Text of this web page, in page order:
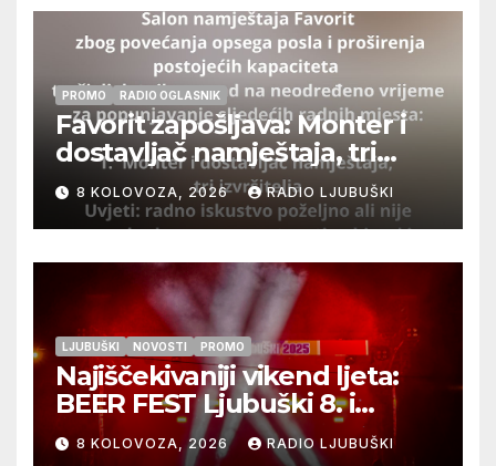
PROMO RADIO OGLASNIK
Favorit zapošljava: Monter i
dostavljač namještaja, tri
izvršitelja
8 KOLOVOZA, 2026 RADIO LJUBUŠKI
LJUBUŠKI NOVOSTI PROMO
Najiščekivaniji vikend ljeta:
BEER FEST Ljubuški 8. i
9.kolovoza
8 KOLOVOZA, 2026 RADIO LJUBUŠKI